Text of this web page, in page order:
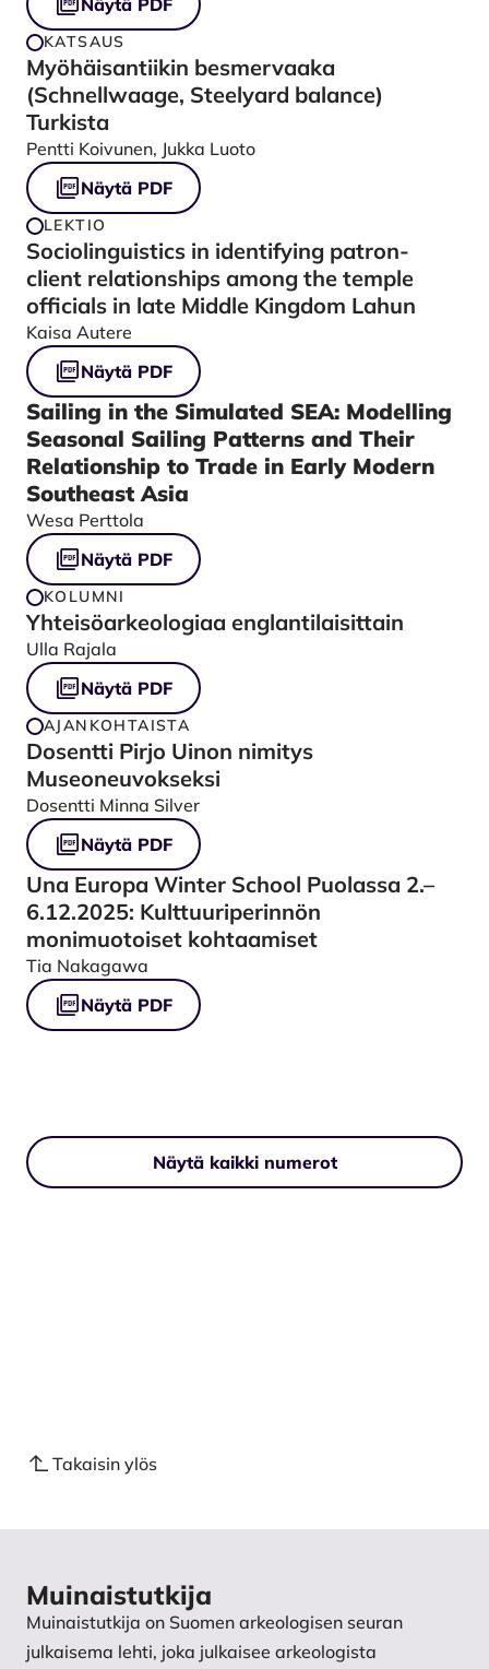
KATSAUS
Myöhäisantiikin besmervaaka
(Schnellwaage, Steelyard balance)
Turkista
Pentti Koivunen, Jukka Luoto
Näytä PDF
LEKTIO
Sociolinguistics in identifying patron-
client relationships among the temple
officials in late Middle Kingdom Lahun
Kaisa Autere
Näytä PDF
Sailing in the Simulated SEA: Modelling
Seasonal Sailing Patterns and Their
Relationship to Trade in Early Modern
Southeast Asia
Wesa Perttola
Näytä PDF
KOLUMNI
Yhteisöarkeologiaa englantilaisittain
Ulla Rajala
Näytä PDF
AJANKOHTAISTA
Dosentti Pirjo Uinon nimitys
Museoneuvokseksi
Dosentti Minna Silver
Näytä PDF
Una Europa Winter School Puolassa 2.–
6.12.2025: Kulttuuriperinnön
monimuotoiset kohtaamiset
Tia Nakagawa
Näytä PDF
Näytä kaikki numerot
Takaisin ylös
Muinaistutkija
Muinaistutkija on Suomen arkeologisen seuran
julkaisema lehti, joka julkaisee arkeologista